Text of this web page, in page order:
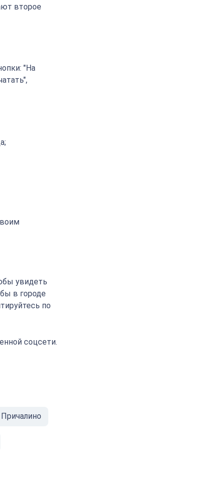
второе
"На
увидеть
в городе
по
соцсети.